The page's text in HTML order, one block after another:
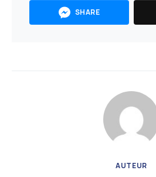
SHARE
AUTEUR